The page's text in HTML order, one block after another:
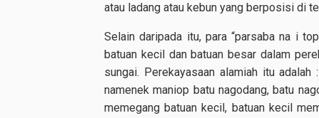
atau ladang atau kebun yang berposisi di
Selain daripada itu, para “parsaba na i
batuan kecil dan batuan besar dalam
sungai. Perekayasaan alamiah itu
namenek maniop batu nagodang, batu
memegang batuan kecil, batuan kecil